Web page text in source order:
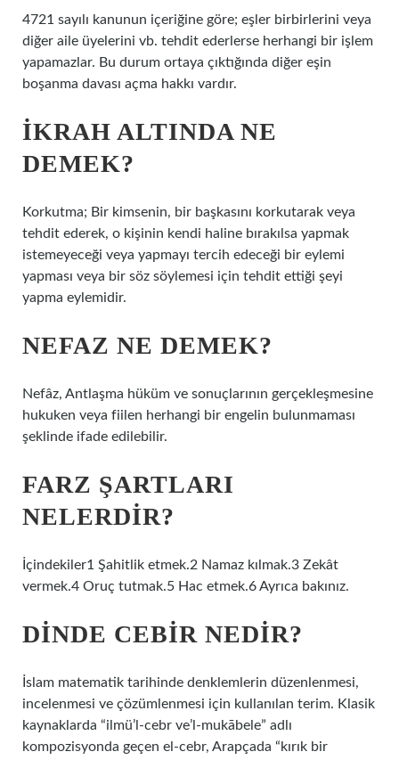
4721 sayılı kanunun içeriğine göre; eşler birbirlerini veya
diğer aile üyelerini vb. tehdit ederlerse herhangi bir işlem
yapamazlar. Bu durum ortaya çıktığında diğer eşin
boşanma davası açma hakkı vardır.
İKRAH ALTINDA NE
DEMEK?
Korkutma; Bir kimsenin, bir başkasını korkutarak veya
tehdit ederek, o kişinin kendi haline bırakılsa yapmak
istemeyeceği veya yapmayı tercih edeceği bir eylemi
yapması veya bir söz söylemesi için tehdit ettiği şeyi
yapma eylemidir.
NEFAZ NE DEMEK?
Nefâz, Antlaşma hüküm ve sonuçlarının gerçekleşmesine
hukuken veya fiilen herhangi bir engelin bulunmaması
şeklinde ifade edilebilir.
FARZ ŞARTLARI
NELERDIR?
İçindekiler1 Şahitlik etmek.2 Namaz kılmak.3 Zekât
vermek.4 Oruç tutmak.5 Hac etmek.6 Ayrıca bakınız.
DINDE CEBIR NEDIR?
İslam matematik tarihinde denklemlerin düzenlenmesi,
incelenmesi ve çözümlenmesi için kullanılan terim. Klasik
kaynaklarda “ilmü’l-cebr ve’l-mukābele” adlı
kompozisyonda geçen el-cebr, Arapçada “kırık bir